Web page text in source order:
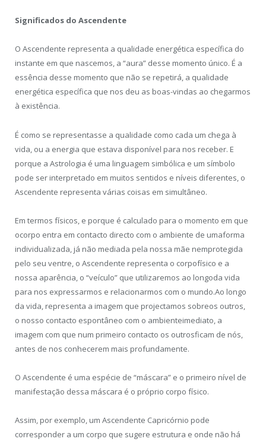
Significados do Ascendente
O Ascendente representa a qualidade energética específica do
instante em que nascemos, a “aura” desse momento único. É a
essência desse momento que não se repetirá, a qualidade
energética específica que nos deu as boas-vindas ao chegarmos
à existência.
É como se representasse a qualidade como cada um chega à
vida, ou a energia que estava disponível para nos receber. E
porque a Astrologia é uma linguagem simbólica e um símbolo
pode ser interpretado em muitos sentidos e níveis diferentes, o
Ascendente representa várias coisas em simultâneo.
Em termos físicos, e porque é calculado para o momento em que
ocorpo entra em contacto directo com o ambiente de umaforma
individualizada, já não mediada pela nossa mãe nemprotegida
pelo seu ventre, o Ascendente representa o corpofísico e a
nossa aparência, o “veículo” que utilizaremos ao longoda vida
para nos expressarmos e relacionarmos com o mundo.Ao longo
da vida, representa a imagem que projectamos sobreos outros,
o nosso contacto espontâneo com o ambienteimediato, a
imagem com que num primeiro contacto os outrosficam de nós,
antes de nos conhecerem mais profundamente.
O Ascendente é uma espécie de “máscara” e o primeiro nível de
manifestação dessa máscara é o próprio corpo físico.
Assim, por exemplo, um Ascendente Capricórnio pode
corresponder a um corpo que sugere estrutura e onde não há